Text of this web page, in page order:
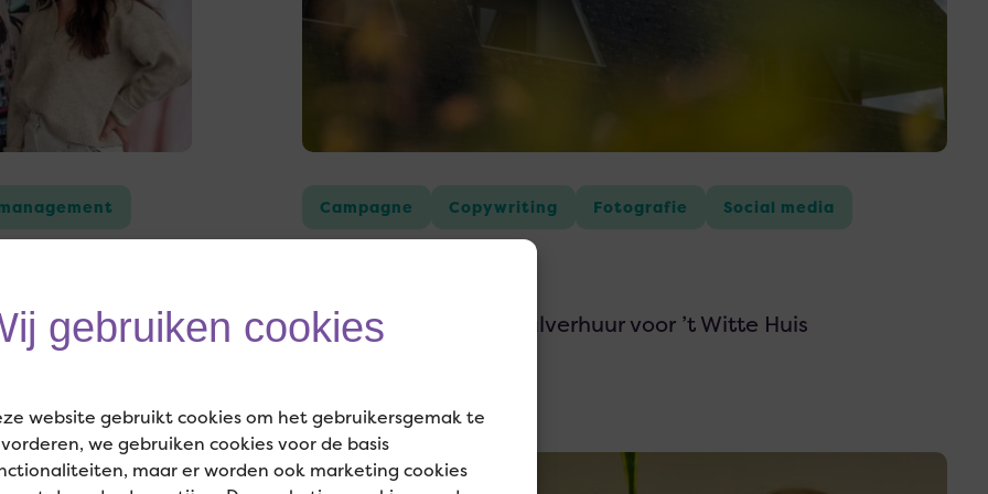
gebruiken cookies
website gebruikt cookies om het gebruikersgemak te
we gebruiken cookies voor de basis
maar er worden ook marketing cookies
Campagne Copywriting Fotografie Social media
Online campagne zaalverhuur voor ’t Witte Huis
Lees